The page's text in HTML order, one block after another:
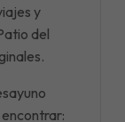
y
del